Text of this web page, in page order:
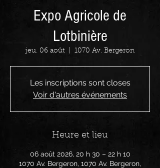
Expo Agricole de
Lotbinière
jeu. 06 août
  |
1070 Av. Bergeron
Les inscriptions sont closes
Voir d'autres événements
Heure et lieu
06 août 2026, 20 h 30 – 22 h 10
1070 Av. Bergeron, 1070 Av. Bergeron,